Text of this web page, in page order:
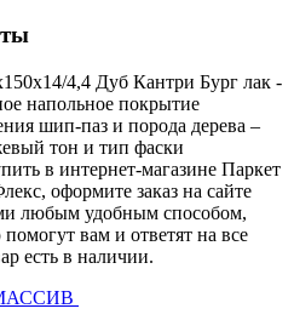
4,4 Дуб Кантри Бург лак -
напольное покрытие
шип-паз и порода дерева –
тон и тип фаски
в интернет-магазине Паркет
оформите заказ на сайте
любым удобным способом,
вам и ответят на все
есть в наличии.